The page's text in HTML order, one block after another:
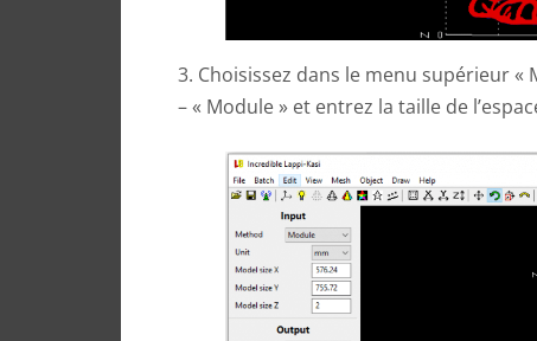
3. Choisissez dans le menu supérieur «
– « Module » et entrez la taille de